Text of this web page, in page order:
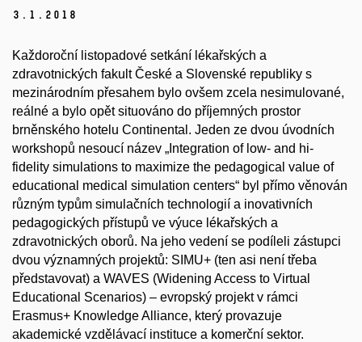
3. 1. 2018
Každoroční listopadové setkání lékařských a
zdravotnických fakult České a Slovenské republiky s
mezinárodním přesahem bylo ovšem zcela nesimulované,
reálné a bylo opět situováno do příjemných prostor
brněnského hotelu Continental. Jeden ze dvou úvodních
workshopů nesoucí název „Integration of low- and hi-
fidelity simulations to maximize the pedagogical value of
educational medical simulation centers“ byl přímo věnován
různým typům simulačních technologií a inovativních
pedagogických přístupů ve výuce lékařských a
zdravotnických oborů. Na jeho vedení se podíleli zástupci
dvou významných projektů: SIMU+ (ten asi není třeba
představovat) a WAVES (Widening Access to Virtual
Educational Scenarios) – evropský projekt v rámci
Erasmus+ Knowledge Alliance, který provazuje
akademické vzdělávací instituce a komerční sektor.